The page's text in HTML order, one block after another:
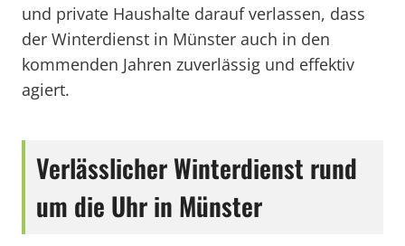
und private Haushalte darauf verlassen, dass
der Winterdienst in Münster auch in den
kommenden Jahren zuverlässig und effektiv
agiert.
Verlässlicher Winterdienst rund
um die Uhr in Münster